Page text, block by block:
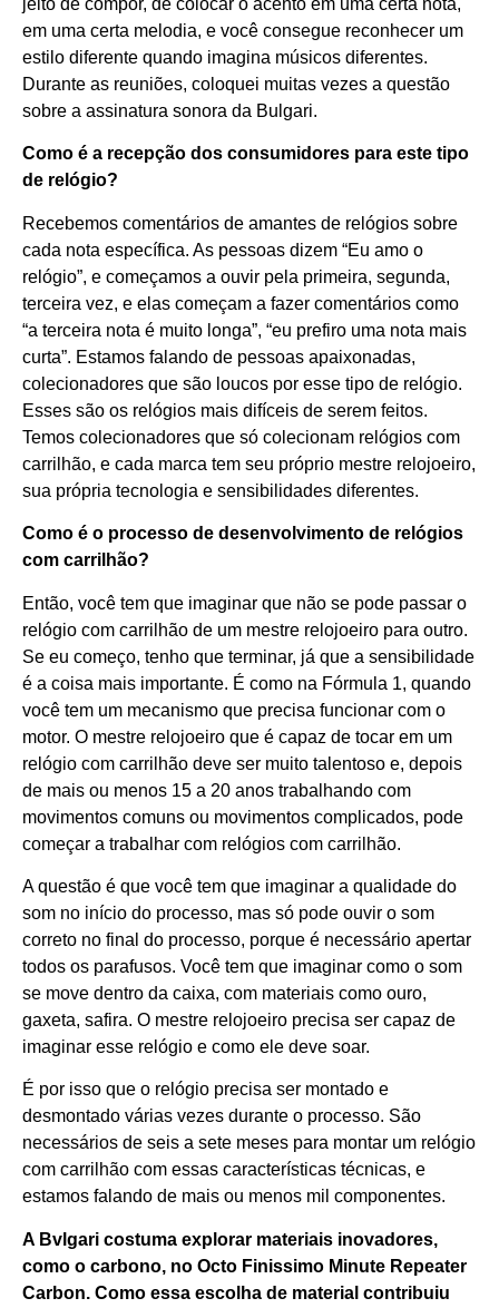
jeito de compor, de colocar o acento em uma certa nota,
em uma certa melodia, e você consegue reconhecer um
estilo diferente quando imagina músicos diferentes.
Durante as reuniões, coloquei muitas vezes a questão
sobre a assinatura sonora da Bulgari.
Como é a recepção dos consumidores para este tipo
de relógio?
Recebemos comentários de amantes de relógios sobre
cada nota específica. As pessoas dizem “Eu amo o
relógio”, e começamos a ouvir pela primeira, segunda,
terceira vez, e elas começam a fazer comentários como
“a terceira nota é muito longa”, “eu prefiro uma nota mais
curta”. Estamos falando de pessoas apaixonadas,
colecionadores que são loucos por esse tipo de relógio.
Esses são os relógios mais difíceis de serem feitos.
Temos colecionadores que só colecionam relógios com
carrilhão, e cada marca tem seu próprio mestre relojoeiro,
sua própria tecnologia e sensibilidades diferentes.
Como é o processo de desenvolvimento de relógios
com carrilhão?
Então, você tem que imaginar que não se pode passar o
relógio com carrilhão de um mestre relojoeiro para outro.
Se eu começo, tenho que terminar, já que a sensibilidade
é a coisa mais importante. É como na Fórmula 1, quando
você tem um mecanismo que precisa funcionar com o
motor. O mestre relojoeiro que é capaz de tocar em um
relógio com carrilhão deve ser muito talentoso e, depois
de mais ou menos 15 a 20 anos trabalhando com
movimentos comuns ou movimentos complicados, pode
começar a trabalhar com relógios com carrilhão.
A questão é que você tem que imaginar a qualidade do
som no início do processo, mas só pode ouvir o som
correto no final do processo, porque é necessário apertar
todos os parafusos. Você tem que imaginar como o som
se move dentro da caixa, com materiais como ouro,
gaxeta, safira. O mestre relojoeiro precisa ser capaz de
imaginar esse relógio e como ele deve soar.
É por isso que o relógio precisa ser montado e
desmontado várias vezes durante o processo. São
necessários de seis a sete meses para montar um relógio
com carrilhão com essas características técnicas, e
estamos falando de mais ou menos mil componentes.
A Bvlgari costuma explorar materiais inovadores,
como o carbono, no Octo Finissimo Minute Repeater
Carbon. Como essa escolha de material contribuiu